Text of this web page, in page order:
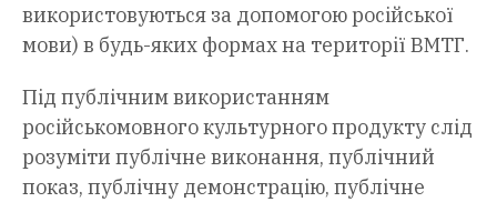
використовуються за допомогою російської
мови) в будь-яких формах на території ВМТГ.
Під публічним використанням
російськомовного культурного продукту слід
розуміти публічне виконання, публічний
показ, публічну демонстрацію, публічне